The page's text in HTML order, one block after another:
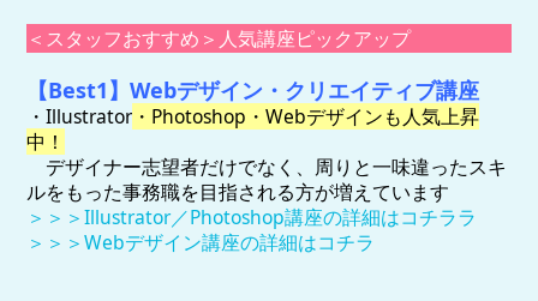
＜スタッフおすすめ＞人気講座ピックアップ
【Best1】Webデザイン・クリエイティブ講座
・Illustrator ・Photoshop・Webデザインも人気上昇
中！
デザイナー志望者だけでなく、周りと一味違ったスキ
ルをもった事務職を目指される方が増えています
＞＞＞Illustrator／Photoshop講座の詳細はコチララ
＞＞＞Webデザイン講座の詳細はコチラ